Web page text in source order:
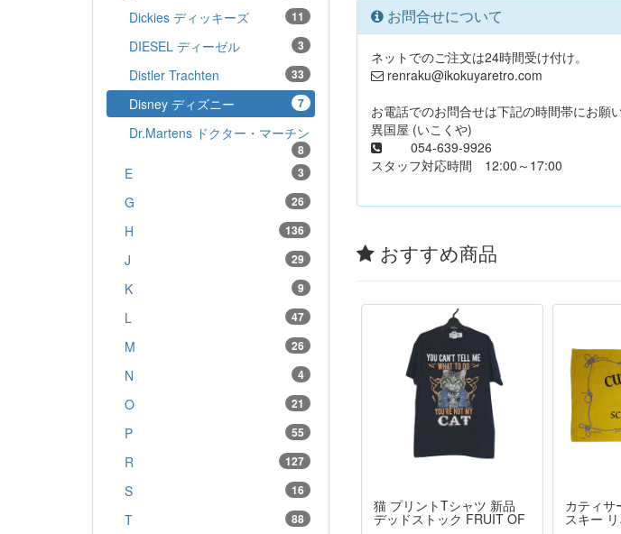
お問合せについて
ネットでのご注文は24時間受け付け。
renraku@ikokuyaretro.com
お電話でのお問合せは下記の時間帯にお願
異国屋 (いこくや)
054-639-9926
スタッフ対応時間 12:00～17:00
おすすめ商品
猫 プリントTシャツ 新品
デッドストック FRUIT OF
カティサ
スキー
Dickies ディッキーズ 11
DIESEL ディーゼル 3
Distler Trachten 33
Disney ディズニー 7
Dr.Martens ドクター・マーチン
8
E 3
G 26
H 136
J 29
K 9
L 47
M 26
N 4
O 21
P 55
R 127
S 16
T 88